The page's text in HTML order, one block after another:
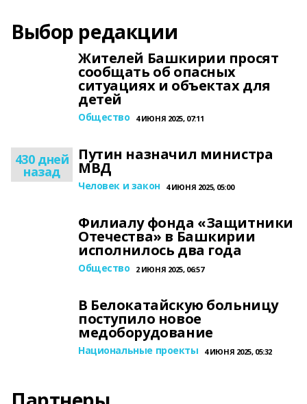
Выбор редакции
Жителей Башкирии просят
сообщать об опасных
ситуациях и объектах для
детей
Общество 4 ИЮНЯ 2025, 07:11
430 дней
назад
Путин назначил министра
МВД
Человек и закон 4 ИЮНЯ 2025, 05:00
Филиалу фонда «Защитники
Отечества» в Башкирии
исполнилось два года
Общество 2 ИЮНЯ 2025, 06:57
В Белокатайскую больницу
поступило новое
медоборудование
Национальные проекты 4 ИЮНЯ 2025, 05:32